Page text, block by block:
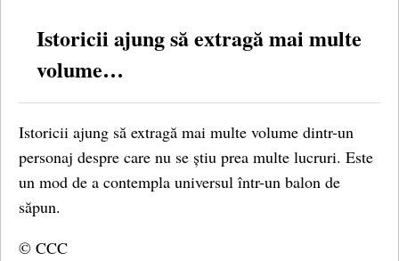
Istoricii ajung să extragă mai multe
volume…
Istoricii ajung să extragă mai multe volume dintr-un
personaj despre care nu se știu prea multe lucruri. Este
un mod de a contempla universul într-un balon de
săpun.
© CCC